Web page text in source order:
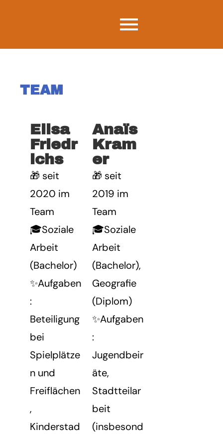
TEAM
Elisa
Friedr
ichs
🎁 seit
2020 im
Team
🎓Soziale
Arbeit
(Bachelor)
✨Aufgaben
:
Beteiligung
bei
Spielplätze
n und
Freiflächen
,
Kinderstad
Anaïs
Kram
er
🎁 seit
2019 im
Team
🎓Soziale
Arbeit
(Bachelor),
Geografie
(Diplom)
✨Aufgaben
:
Jugendbeir
äte,
Stadtteilar
beit
(insbesond